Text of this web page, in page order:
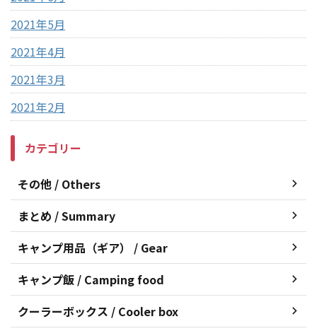
2021年5月
2021年4月
2021年3月
2021年2月
カテゴリー
その他 / Others
まとめ / Summary
キャンプ用品（ギア） / Gear
キャンプ飯 / Camping food
クーラーボックス / Cooler box